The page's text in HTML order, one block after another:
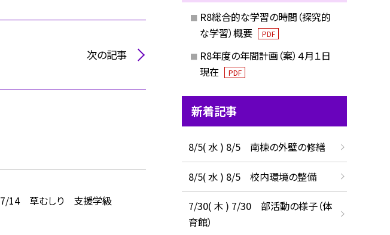
次の記事
7/14 草むしり 支援学級
R8総合的な学習の時間（探究的
な学習）概要
PDF
R8年度の年間計画（案）４月１日
現在
PDF
新着記事
8/5( 水 ) 8/5 南棟の外壁の修繕
8/5( 水 ) 8/5 校内環境の整備
7/30( 木 ) 7/30 部活動の様子（体
育館）